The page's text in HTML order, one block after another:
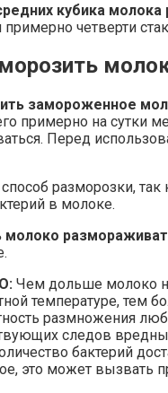
кубика молока
четверти
замороженное
примерно на сутки
Перед
разморозки,
в молоке.
молоко
Чем дольше молоко
температуре, тем
размножения
следов
бактерий
это может вызвать